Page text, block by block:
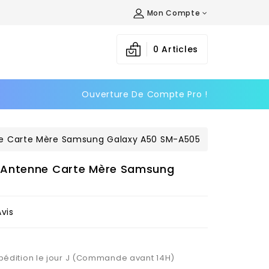
Mon Compte
0 Articles
Ouverture De Compte Pro !
Carte Mère Samsung Galaxy A50 SM-A505
Carte Mère Samsung
le jour J (Commande avant 14H)